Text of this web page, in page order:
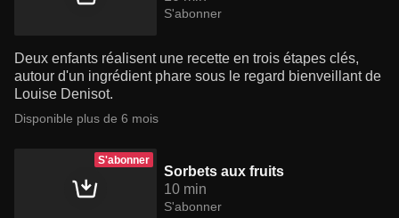
S'abonner
Deux enfants réalisent une recette en trois étapes clés,
autour d'un ingrédient phare sous le regard bienveillant de
Louise Denisot.
Disponible plus de 6 mois
S'abonner
Sorbets aux fruits
10 min
S'abonner